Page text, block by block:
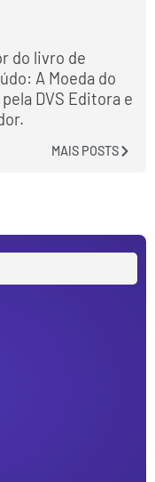
do livro de
A Moeda do
DVS Editora e
MAIS POSTS